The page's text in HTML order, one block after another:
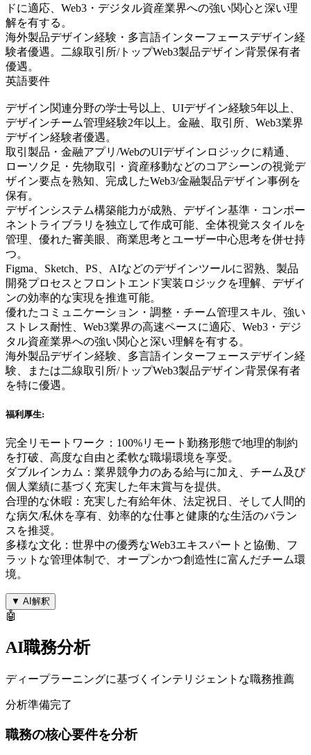
ドに適応、Web3・デジタル資産業界への強い関心と深い理
解を有する。
海外製品デザイン経験・多言語インターフェースデザイン経
験者優遇。二線取引所/トップWeb3製品デザイン背景保有者
優遇。
英語要件
デザイン関連分野の学士号以上、UIデザイン経験5年以上、
デザインチーム管理経験2年以上。金融、取引所、Web3業界
デザイン経験者優遇。
取引製品・金融アプリ/WebのUIデザインロジックに精通、
ローソク足・先物取引・資産移動などのコアシーンの視覚デ
ザイン要点を熟知、完成したWeb3/金融製品デザイン事例を
保有。
デザインシステム構築能力が成熟、デザイン基準・コンポー
ネントライブラリを独立して作成可能、全体視覚スタイルを
管理、優れた審美眼、商業思考とユーザー中心思考を併せ持
つ。
Figma、Sketch、PS、AIなどのデザインツールに習熟、製品
開発プロセスとフロントエンド実装ロジックを理解、デザイ
ンの効率的な実現を推進可能。
優れたコミュニケーション・調整・チーム管理スキル、強い
ストレス耐性、Web3業界の高速ペースに適応、Web3・デジ
タル資産業界への強い関心と深い理解を有する。
海外製品デザイン経験、多言語インターフェースデザイン経
験、または二線取引所/トップWeb3製品デザイン背景保有者
を特に優遇。
福利厚生:
完全リモートワーク：100%リモート勤務形態で地理的制約
を打破、高度な自由と柔軟な職場環境を享受。
ダブルインカム：業界競争力のある給与に加え、チーム及び
個人業績に基づく充実した年末賞与を提供。
合理的な休暇：充実した有給年休、法定祝日、そして人間的
な病欠/私休を享有、効率的な仕事と健康的な生活のバラン
スを推奨。
多様な文化：世界中の優秀なWeb3エキスパートと協働、フ
ラットな管理体制で、オープンかつ創造性に富んだチーム環
境。
▼ AI解釈
🤖
AI職務分析
ディープラーニングに基づくインテリジェントな職務推薦
分析準備完了
職務の核心要件を分析